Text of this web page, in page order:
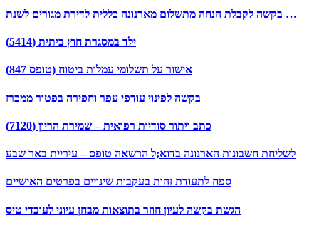
בקשה לקבלת הנחה מתשלום מארנונה כללית לדירת מגורים לשנת …
ילד במסגרת חוץ ביתית (5414)
אישור על תשלומי עמלות ביטוח (טופס 847)
בקשה לפינוי עודפי עפר וחפירה בפטור ממכרז
כתב ויתור סודיות רפואית – שמירת הריון (7120)
לשליחת חשבונות הארנונה בדוא;ל הרשאה טופס – עיריית באר שבע
ספח לתעודת זהות בעקבות שינויים בפרטים האישיים
הגשת בקשה לעיון חוזר בתוצאות מבחן עיוני לעובדי טיס